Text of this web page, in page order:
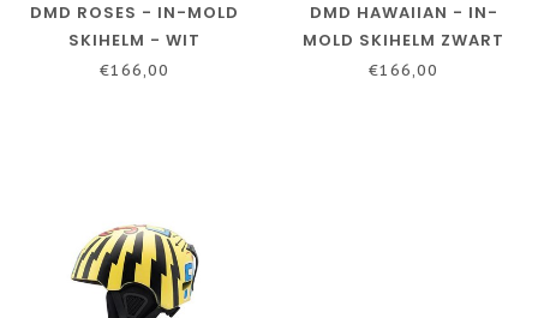
DMD ROSES - IN-MOLD
SKIHELM - WIT
€166,00
DMD HAWAIIAN - IN-
MOLD SKIHELM ZWART
€166,00